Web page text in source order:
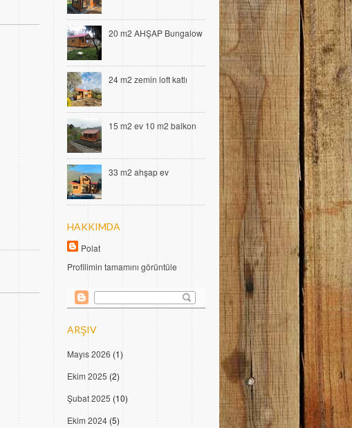
20 m2 AHŞAP Bungalow
24 m2 zemin loft katlı
15 m2 ev 10 m2 balkon
33 m2 ahşap ev
HAKKIMDA
Polat
Profilimin tamamını görüntüle
ARŞIV
Mayıs 2026 (1)
Ekim 2025 (2)
Şubat 2025 (10)
Ekim 2024 (5)